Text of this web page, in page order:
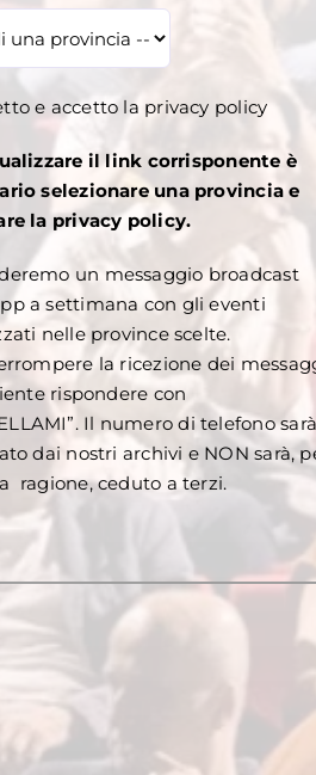
e accetto la privacy policy
il link corrisponente è
selezionare una provincia e
la privacy policy.
un messaggio broadcast
a settimana con gli eventi
nelle province scelte.
la ricezione dei
rispondere con
Il numero di telefono sarà
dai nostri archivi e NON sarà,
ragione, ceduto a terzi.